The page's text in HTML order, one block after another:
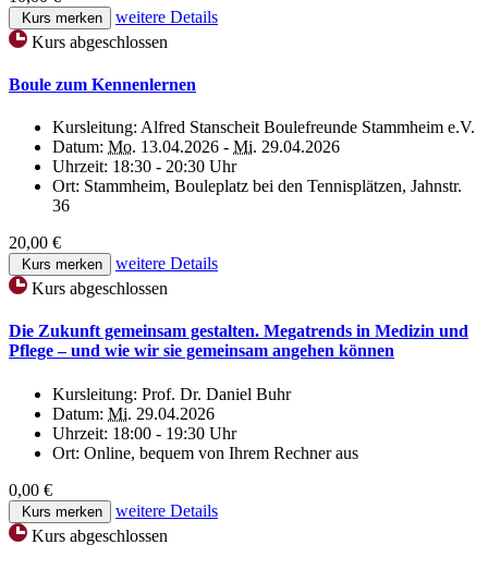
Kurs merken
weitere Details
Kurs abgeschlossen
Boule zum Kennenlernen
Kursleitung: Alfred Stanscheit Boulefreunde Stammheim e.V.
Datum: Mo. 13.04.2026 - Mi. 29.04.2026
Uhrzeit: 18:30 - 20:30 Uhr
Ort: Stammheim, Bouleplatz bei den Tennisplätzen, Jahnstr.
36
20,00 €
Kurs merken
weitere Details
Kurs abgeschlossen
Die Zukunft gemeinsam gestalten. Megatrends in Medizin und
Pflege – und wie wir sie gemeinsam angehen können
Kursleitung: Prof. Dr. Daniel Buhr
Datum: Mi. 29.04.2026
Uhrzeit: 18:00 - 19:30 Uhr
Ort: Online, bequem von Ihrem Rechner aus
0,00 €
Kurs merken
weitere Details
Kurs abgeschlossen